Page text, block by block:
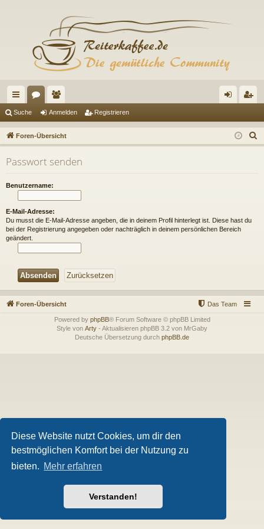
Diese Website nutzt Cookies, um dir den
bestmöglichen Komfort bei der Nutzung zu
bieten. Mehr erfahren
Verstanden!
ch
ne
llz
ug
riff
en
itg
lie
de
r
m
el
ist
rie
Suche Anmelden Registrieren
Foren-Übersicht
u
Passwort senden
Benutzername:
E-Mail-Adresse:
Du musst die E-Mail-Adresse angeben, die in deinem Profil hinterlegt ist. Diese hast du
bei der Registrierung angegeben oder nachträglich in deinem persönlichen Bereich
geändert.
Foren-Übersicht Das Team
Powered by phpBB® Forum Software © phpBB Limited
Style von Arty - Aktualisieren phpBB 3.2 von MrGaby
Deutsche Übersetzung durch phpBB.de